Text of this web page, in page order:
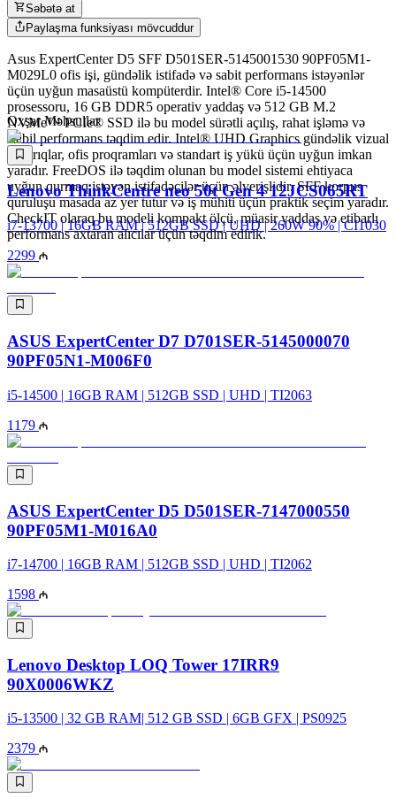
Səbətə at
Paylaşma funksiyası mövcuddur
Asus ExpertCenter D5 SFF D501SER-5145001530 90PF05M1-
M029L0 ofis işi, gündəlik istifadə və sabit performans istəyənlər
üçün uyğun masaüstü kompüterdir. Intel® Core i5-14500
prosessoru, 16 GB DDR5 operativ yaddaş və 512 GB M.2
NVMe™ PCIe® SSD ilə bu model sürətli açılış, rahat işləmə və
stabil performans təqdim edir. Intel® UHD Graphics gündəlik vizual
tapşırıqlar, ofis proqramları və standart iş yükü üçün uyğun imkan
yaradır. FreeDOS ilə təqdim olunan bu model sistemi ehtiyaca
uyğun qurmaq istəyən istifadəçilər üçün əlverişlidir. SFF korpus
quruluşu masada az yer tutur və iş mühiti üçün praktik seçim yaradır.
CheckIT olaraq bu modeli kompakt ölçü, müasir yaddaş və etibarlı
performans axtaran alıcılar üçün təqdim edirik.
Oxşar Məhsullar
Lenovo ThinkCentre neo 50t Gen 4 12JCS065RT
i7-13700 | 16GB RAM | 512GB SSD | UHD | 260W 90% | CI1030
2299
ASUS ExpertCenter D7 D701SER-5145000070
90PF05N1-M006F0
i5-14500 | 16GB RAM | 512GB SSD | UHD | TI2063
1179
ASUS ExpertCenter D5 D501SER-7147000550
90PF05M1-M016A0
i7-14700 | 16GB RAM | 512GB SSD | UHD | TI2062
1598
Lenovo Desktop LOQ Tower 17IRR9
90X0006WKZ
i5-13500 | 32 GB RAM| 512 GB SSD | 6GB GFX | PS0925
2379